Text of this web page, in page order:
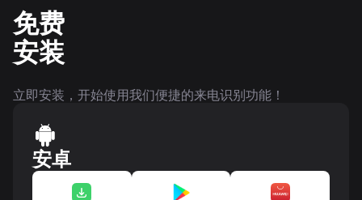
免费
安装
立即安装，开始使用我们便捷的来电识别功能！
安卓